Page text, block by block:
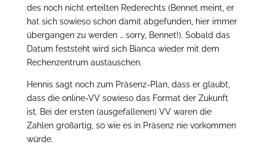
des noch nicht erteilten Rederechts (Bennet meint, er
hat sich sowieso schon damit abgefunden, hier immer
übergangen zu werden … sorry, Bennet!). Sobald das
Datum feststeht wird sich Bianca wieder mit dem
Rechenzentrum austauschen.
Hennis sagt noch zum Präsenz-Plan, dass er glaubt,
dass die online-VV sowieso das Format der Zukunft
ist. Bei der ersten (ausgefallenen) VV waren die
Zahlen großartig, so wie es in Präsenz nie vorkommen
würde.